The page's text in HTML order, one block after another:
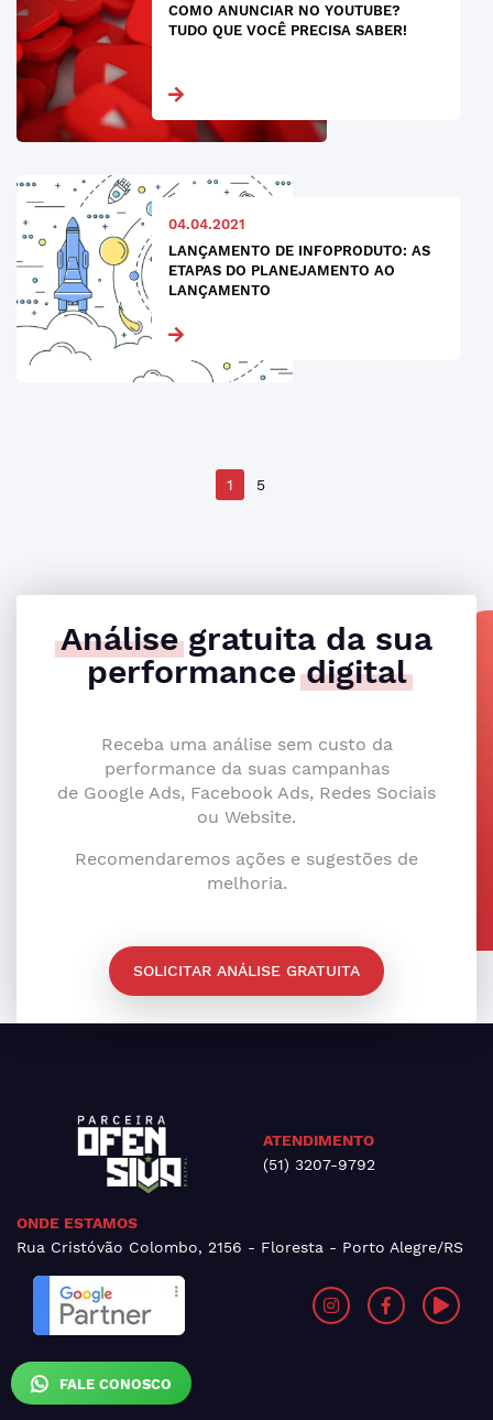
FALE CONOSCO
COMO ANUNCIAR NO YOUTUBE?
TUDO QUE VOCÊ PRECISA SABER!
04.04.2021
LANÇAMENTO DE INFOPRODUTO: AS
ETAPAS DO PLANEJAMENTO AO
LANÇAMENTO
1 5
Análisegratuita da sua
performancedigital
Receba uma análise sem custo da
performance da suas campanhas
de Google Ads, Facebook Ads, Redes Sociais
ou Website.
Recomendaremos ações e sugestões de
melhoria.
SOLICITAR ANÁLISE GRATUITA
ATENDIMENTO
(51) 3207-9792
ONDE ESTAMOS
Rua Cristóvão Colombo, 2156 - Floresta - Porto Alegre/RS